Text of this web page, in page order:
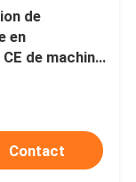
de
en
de machine
63T
Contact